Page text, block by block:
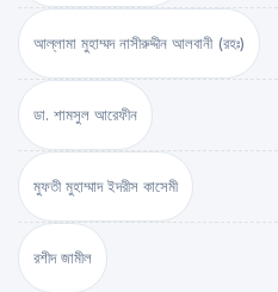
আল্লামা মুহাম্মদ নাসীরুদ্দীন আলবানী (রহঃ)
ডা. শামসুল আরেফীন
মুফতী মুহাম্মাদ ইদরীস কাসেমী
রশীদ জামীল